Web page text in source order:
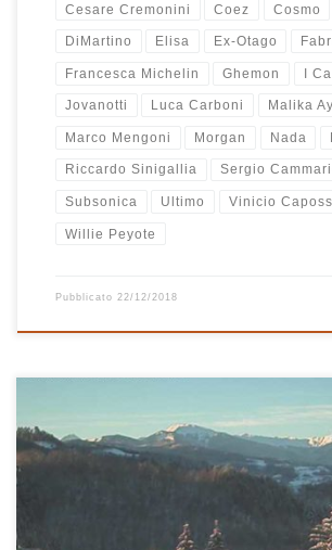
Cesare Cremonini Coez Cosmo
DiMartino Elisa Ex-Otago
Francesca Michelin Ghemon I
Jovanotti Luca Carboni Malika
Marco Mengoni Morgan Nada
Riccardo Sinigallia Sergio
Subsonica Ultimo Vinicio
Willie Peyote
Pubblicato 22/12/2018
Mattinata piuttosto ghiacciata oggi a Montese
nevicata di ieri lunedì 17 dicembre che ha
di centimetri al suolo, durante la notte il cielo si
sono subito comparse le prime ghiacciate che